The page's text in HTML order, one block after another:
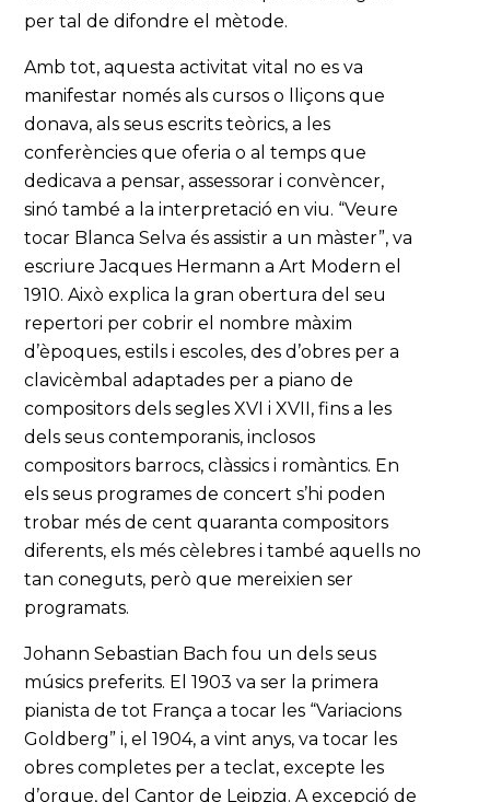
per tal de difondre el mètode.
Amb tot, aquesta activitat vital no es va
manifestar només als cursos o lliçons que
donava, als seus escrits teòrics, a les
conferències que oferia o al temps que
dedicava a pensar, assessorar i convèncer,
sinó també a la interpretació en viu. “Veure
tocar Blanca Selva és assistir a un màster”, va
escriure Jacques Hermann a Art Modern el
1910. Això explica la gran obertura del seu
repertori per cobrir el nombre màxim
d’èpoques, estils i escoles, des d’obres per a
clavicèmbal adaptades per a piano de
compositors dels segles XVI i XVII, fins a les
dels seus contemporanis, inclosos
compositors barrocs, clàssics i romàntics. En
els seus programes de concert s’hi poden
trobar més de cent quaranta compositors
diferents, els més cèlebres i també aquells no
tan coneguts, però que mereixien ser
programats.
Johann Sebastian Bach fou un dels seus
músics preferits. El 1903 va ser la primera
pianista de tot França a tocar les “Variacions
Goldberg” i, el 1904, a vint anys, va tocar les
obres completes per a teclat, excepte les
d’orgue, del Cantor de Leipzig. A excepció de